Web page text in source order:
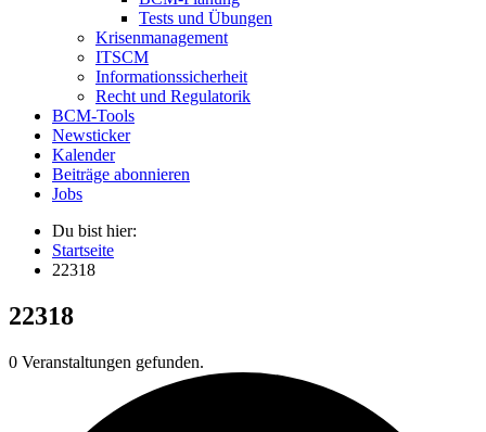
Tests und Übungen
Krisenmanagement
ITSCM
Informationssicherheit
Recht und Regulatorik
BCM-Tools
Newsticker
Kalender
Beiträge abonnieren
Jobs
Du bist hier:
Startseite
22318
22318
0 Veranstaltungen gefunden.